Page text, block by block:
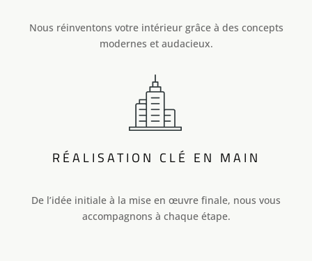
Nous réinventons votre intérieur grâce à des concepts
modernes et audacieux.
RÉALISATION CLÉ EN MAIN
De l’idée initiale à la mise en œuvre finale, nous vous
accompagnons à chaque étape.